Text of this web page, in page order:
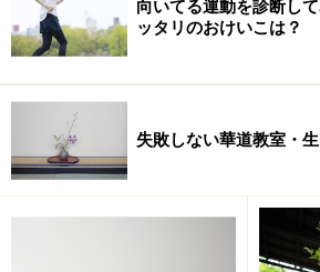
れ、日本の代表的な流派となって
でも、すべての流派に共通していえ
かして花を楽しむ」ということ。
い！」と思うことは、何百年たって
いくものなんですね！
■華道・生け花「三大流派」の特徴
向いてる運動を診断し
ッタリのおけいこは？
失敗しない華道教室・